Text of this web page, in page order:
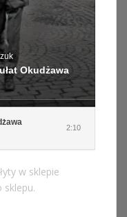
Okudżawa
2:10
w sklepie
sklepu.